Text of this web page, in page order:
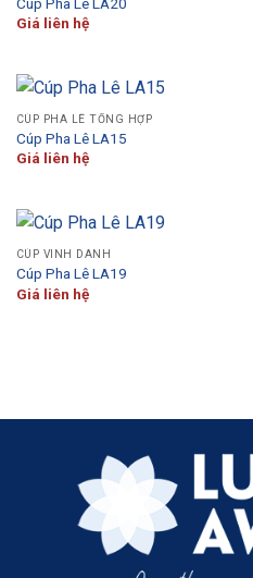
Giá liên hệ
CÚP PHA LÊ TỔNG HỢP
Cúp Pha Lê LA15
Giá liên hệ
CÚP VINH DANH
Cúp Pha Lê LA19
Giá liên hệ